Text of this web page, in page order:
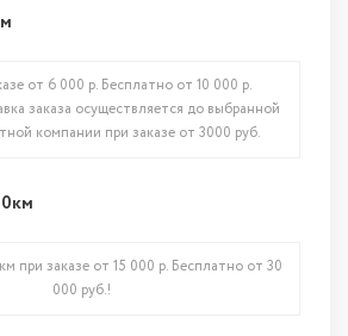
от 6 000 р. Бесплатно от 10 000 р.
заказа осуществляется до выбранной
компании при заказе от 3000 руб.
при заказе от 15 000 р. Бесплатно от 30
000 руб.!